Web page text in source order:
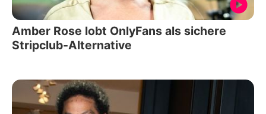
Amber Rose lobt OnlyFans als sichere
Stripclub-Alternative